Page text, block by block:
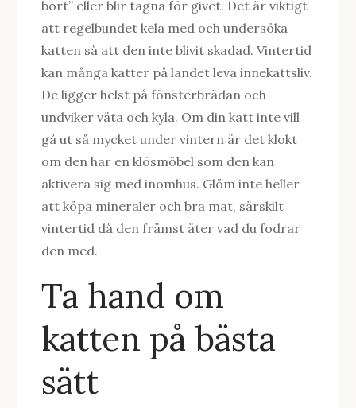
bort” eller blir tagna för givet. Det är viktigt
att regelbundet kela med och undersöka
katten så att den inte blivit skadad. Vintertid
kan många katter på landet leva innekattsliv.
De ligger helst på fönsterbrädan och
undviker väta och kyla. Om din katt inte vill
gå ut så mycket under vintern är det klokt
om den har en klösmöbel som den kan
aktivera sig med inomhus. Glöm inte heller
att köpa mineraler och bra mat, särskilt
vintertid då den främst äter vad du fodrar
den med.
Ta hand om
katten på bästa
sätt